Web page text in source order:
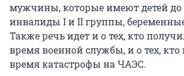
мужчины, которые имеют детей до
инвалиды I и II группы,
Также речь идет и о тех, кто
время военной службы, и о тех, кто
время катастрофы на ЧАЭС.